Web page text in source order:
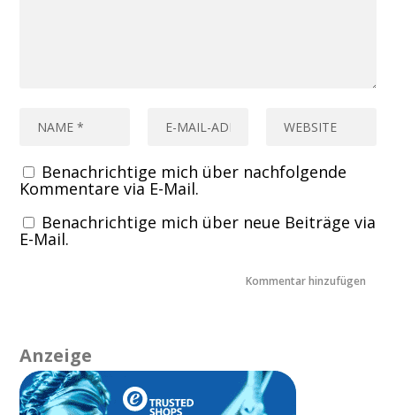
Benachrichtige mich über nachfolgende
Kommentare via E-Mail.
Benachrichtige mich über neue Beiträge via
E-Mail.
Anzeige